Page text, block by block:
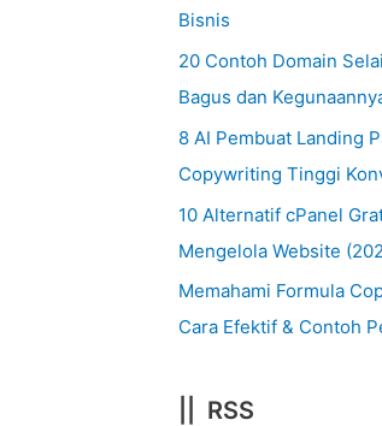
Bisnis
20 Contoh Domain
Bagus dan
8 AI Pembuat Landing
Copywriting Tinggi
10 Alternatif cPanel
Mengelola Website
Memahami Formula
Cara Efektif & Contoh
|| RSS